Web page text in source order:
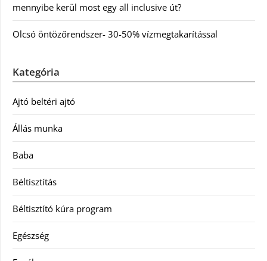
mennyibe kerül most egy all inclusive út?
Olcsó öntözőrendszer- 30-50% vízmegtakarítással
Kategória
Ajtó beltéri ajtó
Állás munka
Baba
Béltisztítás
Béltisztító kúra program
Egészség